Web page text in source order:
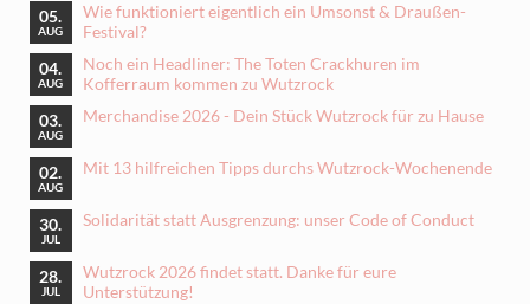
05.
AUG
Wie funktioniert eigentlich ein Umsonst & Draußen-
Festival?
04.
AUG
Noch ein Headliner: The Toten Crackhuren im
Kofferraum kommen zu Wutzrock
03.
AUG
Merchandise 2026 - Dein Stück Wutzrock für zu Hause
02.
AUG
Mit 13 hilfreichen Tipps durchs Wutzrock-Wochenende
30.
JUL
Solidarität statt Ausgrenzung: unser Code of Conduct
28.
JUL
Wutzrock 2026 findet statt. Danke für eure
Unterstützung!